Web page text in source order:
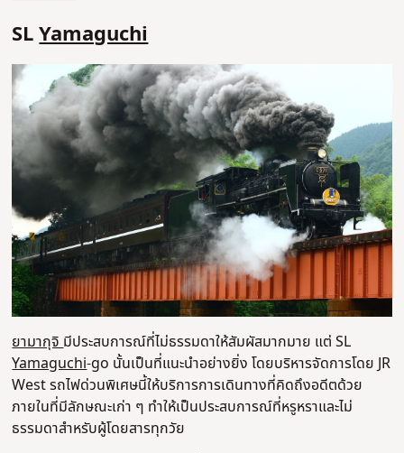
SLYamaguchi
ยามากุจิมีประสบการณ์ที่ไม่ธรรมดาให้สัมผัสมากมาย แต่ SL
Yamaguchi-go นั้นเป็นที่แนะนำอย่างยิ่ง โดยบริหารจัดการโดย JR
West รถไฟด่วนพิเศษนี้ให้บริการการเดินทางที่คิดถึงอดีตด้วย
ภายในที่มีลักษณะเก่า ๆ ทำให้เป็นประสบการณ์ที่หรูหราและไม่
ธรรมดาสำหรับผู้โดยสารทุกวัย